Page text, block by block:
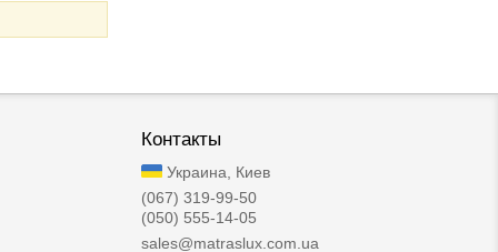
Контакты
Украина, Киев
(067) 319-99-50
(050) 555-14-05
sales@matraslux.com.ua